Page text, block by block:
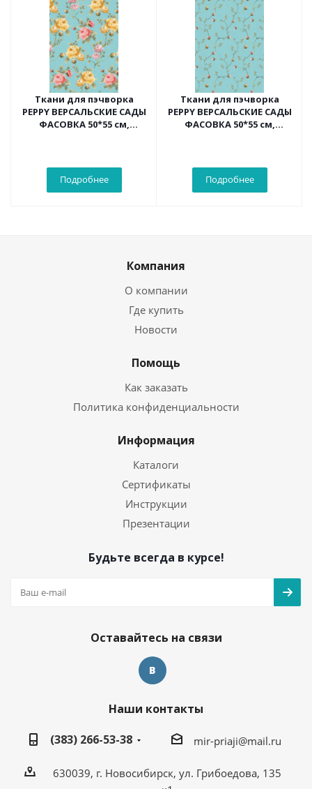
Ткани для пэчворка
PEPPY ВЕРСАЛЬСКИЕ САДЫ
ФАСОВКА 50*55 см,
Подробнее
Ткани для пэчворка
PEPPY ВЕРСАЛЬСКИЕ САДЫ
ФАСОВКА 50*55 см,
Подробнее
Компания
О компании
Где купить
Новости
Помощь
Как заказать
Политика конфиденциальности
Информация
Каталоги
Сертификаты
Инструкции
Презентации
Будьте всегда в курсе!
Оставайтесь на связи
Наши контакты
(383) 266-53-38
mir-priaji@mail.ru
630039, г. Новосибирск, ул. Грибоедова, 135